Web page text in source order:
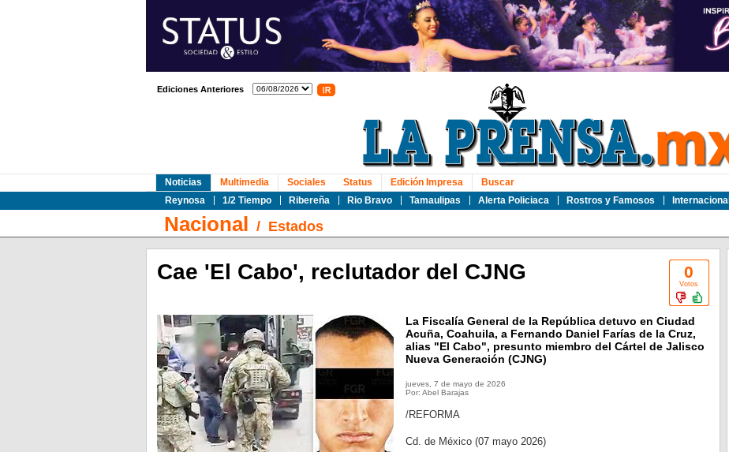
Ediciones Anteriores
Noticias
Reynosa
1/2 Tiempo Ribereña Rio Bravo Tamaulipas Alerta Policiaca Rostros y Famosos Internacional
Multimedia Sociales Status Edición Impresa Buscar
Nacional / Estados
0
Votos
Cae 'El Cabo', reclutador del CJNG
La Fiscalía General de la República detuvo en Ciudad
Acuña, Coahuila, a Fernando Daniel Farías de la Cruz,
alias "El Cabo", presunto miembro del Cártel de Jalisco
Nueva Generación (CJNG)
jueves, 7 de mayo de 2026
Por: Abel Barajas
/REFORMA
Cd. de México (07 mayo 2026)